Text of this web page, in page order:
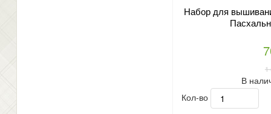
Набор для
1
В
Кол-во